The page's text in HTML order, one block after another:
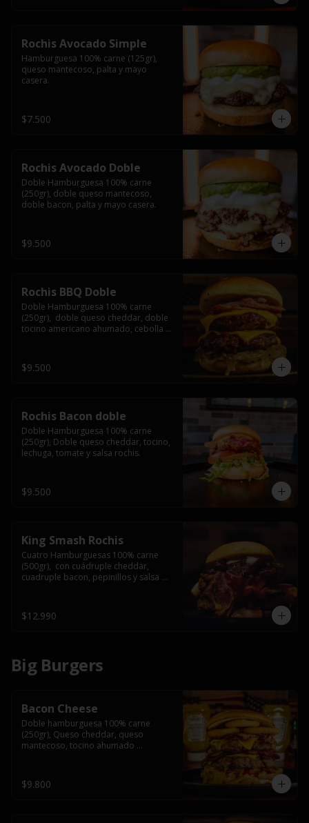
Rochis Avocado Simple
Hamburguesa 100% carne (125gr),
queso mantecoso, palta y mayo
casera.
$7.500
Rochis Avocado Doble
Doble Hamburguesa 100% carne
(250gr), doble queso mantecoso,
doble bacon, palta y mayo casera.
$9.500
Rochis BBQ Doble
Doble Hamburguesa 100% carne
(250gr),  doble queso cheddar, doble
tocino americano ahumado, cebolla
$9.500
Rochis Bacon doble
Doble Hamburguesa 100% carne
(250gr), Doble queso cheddar, tocino,
lechuga, tomate y salsa rochis.
$9.500
King Smash Rochis
Cuatro Hamburguesas 100% carne
(500gr),  con cuádruple cheddar,
cuadruple bacon, pepinillos y salsa
$12.990
Big Burgers
Bacon Cheese
Doble hamburguesa 100% carne
(250gr), Queso cheddar, queso
mantecoso, tocino ahumado
brioche y acompañado de papas
fritas.
$9.800